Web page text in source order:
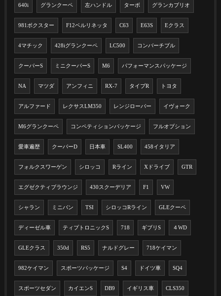
640i グランクーペ 左ハンドル ターボ グランカブリオ
981ボクスター F12ベルリネッタ C63 E63S Eクラス
4マチック 428iグランクーペ LC500 コンバーチブル
クーパーS ミニクーパーS M6 パフォーマンスパッケージ
NA マツダ アンフィニ RX-7 タイプR トヨタ
アルファード レクサスLM350 レンジローバー イヴォーク
M6グランクーペ コンペティションパッケージ フルオプション
愛車遍歴 クーパーD 日本車 SL400 458イタリア
フォルクスワーゲン シロッコ Rライン Xドライブ GTR
エグゼクティブラウンジ 430スクーデリア F1 VW
シャラン ミニバン TSI シロッコRライン GLEクーペ
ディーゼル車 ティプトロニックS 718 ギブリS ４WD
GLEクラス 350d RS5 ナルドグレー 718ケイマン
982ケイマン スポーツパッケージ S4 ドイツ車 SQ4
スポーツセダン カイエンS DB9 イギリス車 CLS350